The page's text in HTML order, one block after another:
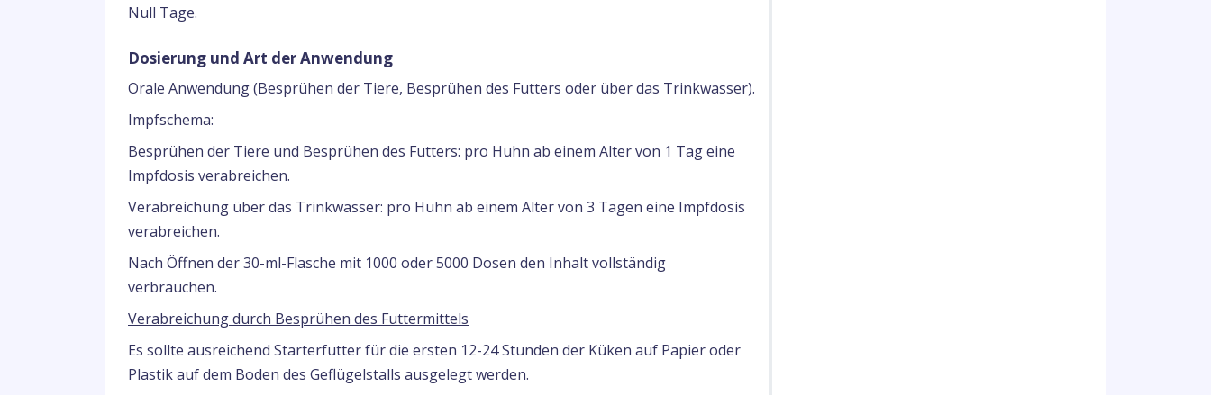
Null Tage.
Dosierung und Art der Anwendung
Orale Anwendung (Besprühen der Tiere, Besprühen des Futters oder über das Trinkwasser).
Impfschema:
Besprühen der Tiere und Besprühen des Futters: pro Huhn ab einem Alter von 1 Tag eine
Impfdosis verabreichen.
Verabreichung über das Trinkwasser: pro Huhn ab einem Alter von 3 Tagen eine Impfdosis
verabreichen.
Nach Öffnen der 30-ml-Flasche mit 1000 oder 5000 Dosen den Inhalt vollständig
verbrauchen.
Verabreichung durch Besprühen des Futtermittels
Es sollte ausreichend Starterfutter für die ersten 12-24 Stunden der Küken auf Papier oder
Plastik auf dem Boden des Geflügelstalls ausgelegt werden.